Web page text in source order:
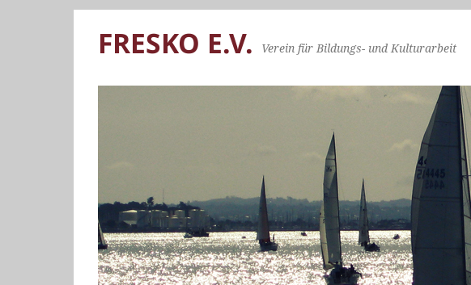
FRESKO E.V. Verein für Bildungs- und Kulturarbeit